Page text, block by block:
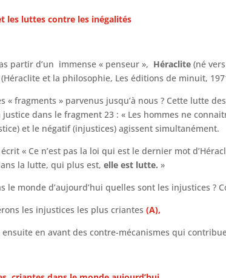
les luttes contre les inégalités
partir d’un immense « penseur », Héraclite(né
et la philosophie, Les éditions de minuit,
« fragments » parvenus jusqu’à nous ? Cette lutte
dans le fragment 23 : « Les hommes ne
et le négatif (injustices) agissent simultanément.
écrit « Ce n’est pas la loi qui est le dernier mot
la lutte, qui plus est,elle est lutte. »
le monde d’aujourd’hui quelles sont les injustices ?
les injustices les plus criantes(A),
ensuite en avant des contre-mécanismes qui